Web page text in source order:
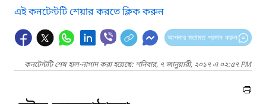
এই কনটেন্টটি শেয়ার করতে ক্লিক করুন
আপনার মতামত প্রদান করুন
কনটেন্টটি শেষ হাল-নাগাদ করা হয়েছে: শনিবার, ৭ জানুয়ারী, ২০১৭ এ ০২:৫৭ PM